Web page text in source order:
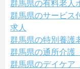
群馬県の有料老人
群馬県のサービス
求人
群馬県の特別養護
群馬県の通所介護
群馬県のデイケア